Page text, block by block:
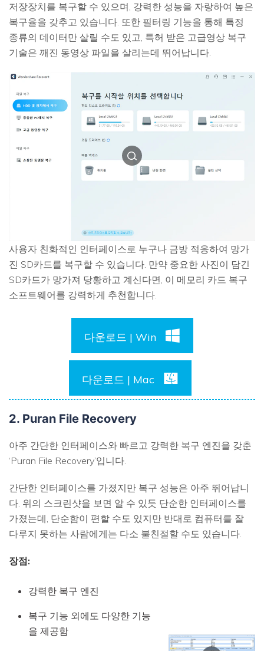
저장장치를 복구할 수 있으며, 강력한 성능을 자랑하여 높은
복구율을 갖추고 있습니다. 또한 필터링 기능을 통해 특정
종류의 데이터만 살릴 수도 있고, 특허 받은 고급영상 복구
기술은 깨진 동영상 파일을 살리는데 뛰어납니다.
사용자 친화적인 인터페이스로 누구나 금방 적응하여 망가
진 SD카드를 복구할 수 있습니다. 만약 중요한 사진이 담긴
SD카드가 망가져 당황하고 계신다면, 이 메모리 카드 복구
소프트웨어를 강력하게 추천합니다.
다운로드 | Win
다운로드 | Mac
2. Puran File Recovery
아주 간단한 인터페이스와 빠르고 강력한 복구 엔진을 갖춘
‘Puran File Recovery’입니다.
간단한 인터페이스를 가졌지만 복구 성능은 아주 뛰어납니
다. 위의 스크린샷을 보면 알 수 있듯 단순한 인터페이스를
가졌는데, 단순함이 편할 수도 있지만 반대로 컴퓨터를 잘
다루지 못하는 사람에게는 다소 불친절할 수도 있습니다.
장점:
강력한 복구 엔진
복구 기능 외에도 다양한 기능
을 제공함